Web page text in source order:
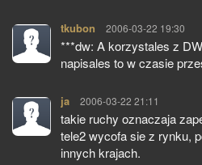
tkubon pisze:
2006-03-22 19:30
***dw: A korzystales z
napisales to w czasie
ja pisze:
2006-03-22 21:11
takie ruchy oznaczaja
tele2 wycofa sie z rynku,
innych krajach.